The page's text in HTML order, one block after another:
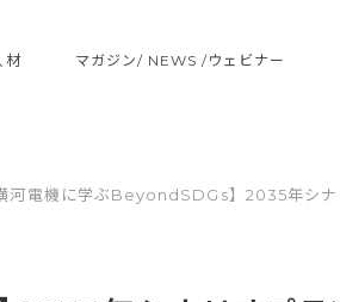
材 マガジン/ NEWS /ウェビナー
横河電機に学ぶBeyondSDGs】2035年シナ